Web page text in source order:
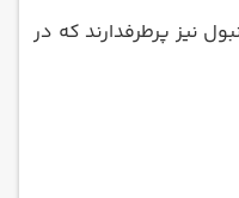
بهار تورهای دیگری از استانبول نیز پرطرفدارند که در